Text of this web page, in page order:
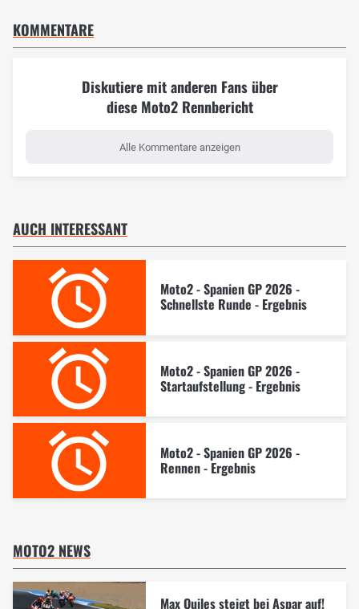
KOMMENTARE
Diskutiere mit anderen Fans über
diese Moto2 Rennbericht
Alle Kommentare anzeigen
AUCH INTERESSANT
Moto2 - Spanien GP 2026 -
Schnellste Runde - Ergebnis
Moto2 - Spanien GP 2026 -
Startaufstellung - Ergebnis
Moto2 - Spanien GP 2026 -
Rennen - Ergebnis
MOTO2 NEWS
Max Quiles steigt bei Aspar auf!